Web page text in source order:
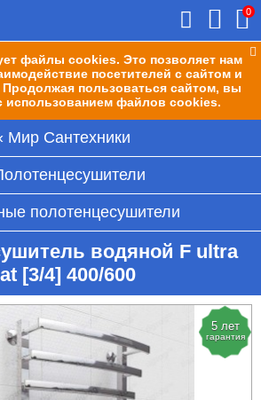
файлы cookies. Это позволяет нам
посетителей с сайтом и
Продолжая пользоваться сайтом, вы
использованием файлов cookies.
0
Мир Сантехники
полотенцесушители
водяной F ultra
[3/4] 400/600
5 лет
гарантия